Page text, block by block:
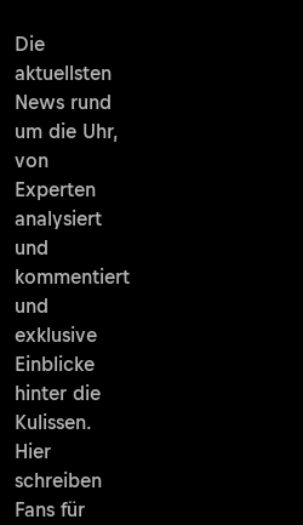
Die
aktuellsten
News rund
um die Uhr,
von
Experten
analysiert
und
kommentiert
und
exklusive
Einblicke
hinter die
Kulissen.
Hier
schreiben
Fans für